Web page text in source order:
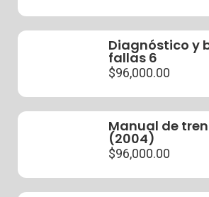
Diagnóstico y
fallas 6
$96,000.00
Manual de
(2004)
$96,000.00